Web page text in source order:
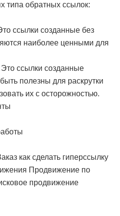
типа обратных ссылок:
ссылки созданные без
наиболее ценными для
ссылки созданные
полезны для раскрутки
их с осторожностью.
как сделать гиперссылку
Продвижение по
продвижение